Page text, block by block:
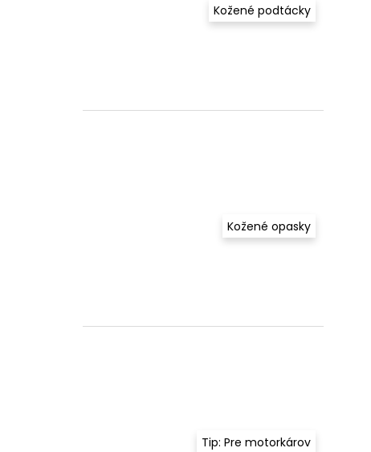
Kožené podtácky
Kožené opasky
Tip: Pre motorkárov